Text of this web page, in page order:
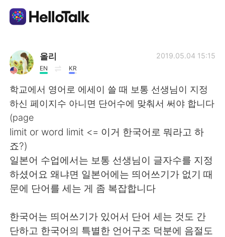
Dil Değişimi Uygulaması
AI Grammar Checker
Türkçe
English
繁體中文 Español
Deutsch 日本語
올리
EN KR
2019.05.04 15:15
학교에서 영어로 에세이 쓸 때 보통 선생님이 지정
하신 페이지수 아니면 단어수에 맞춰서 써야 합니다
(page
limit or word limit <= 이거 한국어로 뭐라고 하
죠?)
일본어 수업에서는 보통 선생님이 글자수를 지정
하셨어요 왜냐면 일본어에는 띄어쓰기가 없기 때
문에 단어를 세는 게 좀 복잡합니다
한국어는 띄어쓰기가 있어서 단어 세는 것도 간
단하고 한국어의 특별한 언어구조 덕분에 음절도